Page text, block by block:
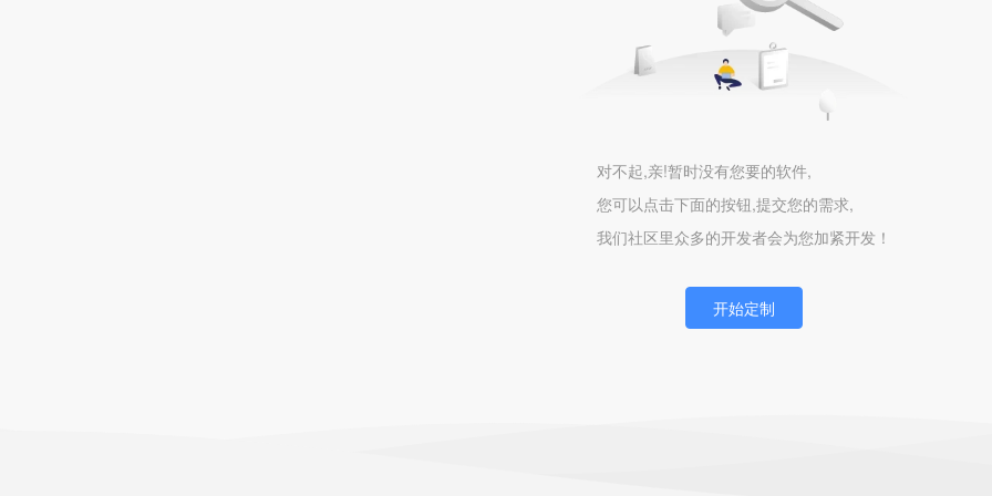
对不起,亲!暂时没有您要的软件,
您可以点击下面的按钮,提交您的需求,
我们社区里众多的开发者会为您加紧开发！
开始定制